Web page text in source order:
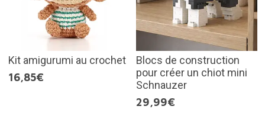
Kit amigurumi au crochet
16,85€
Blocs de construction
pour créer un chiot mini
Schnauzer
29,99€